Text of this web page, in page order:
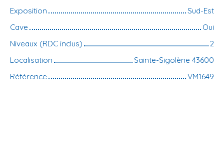
Exposition
Sud-Est
Cave
Oui
Niveaux (RDC inclus)
2
Localisation
Sainte-Sigolène 43600
Référence
VM1649